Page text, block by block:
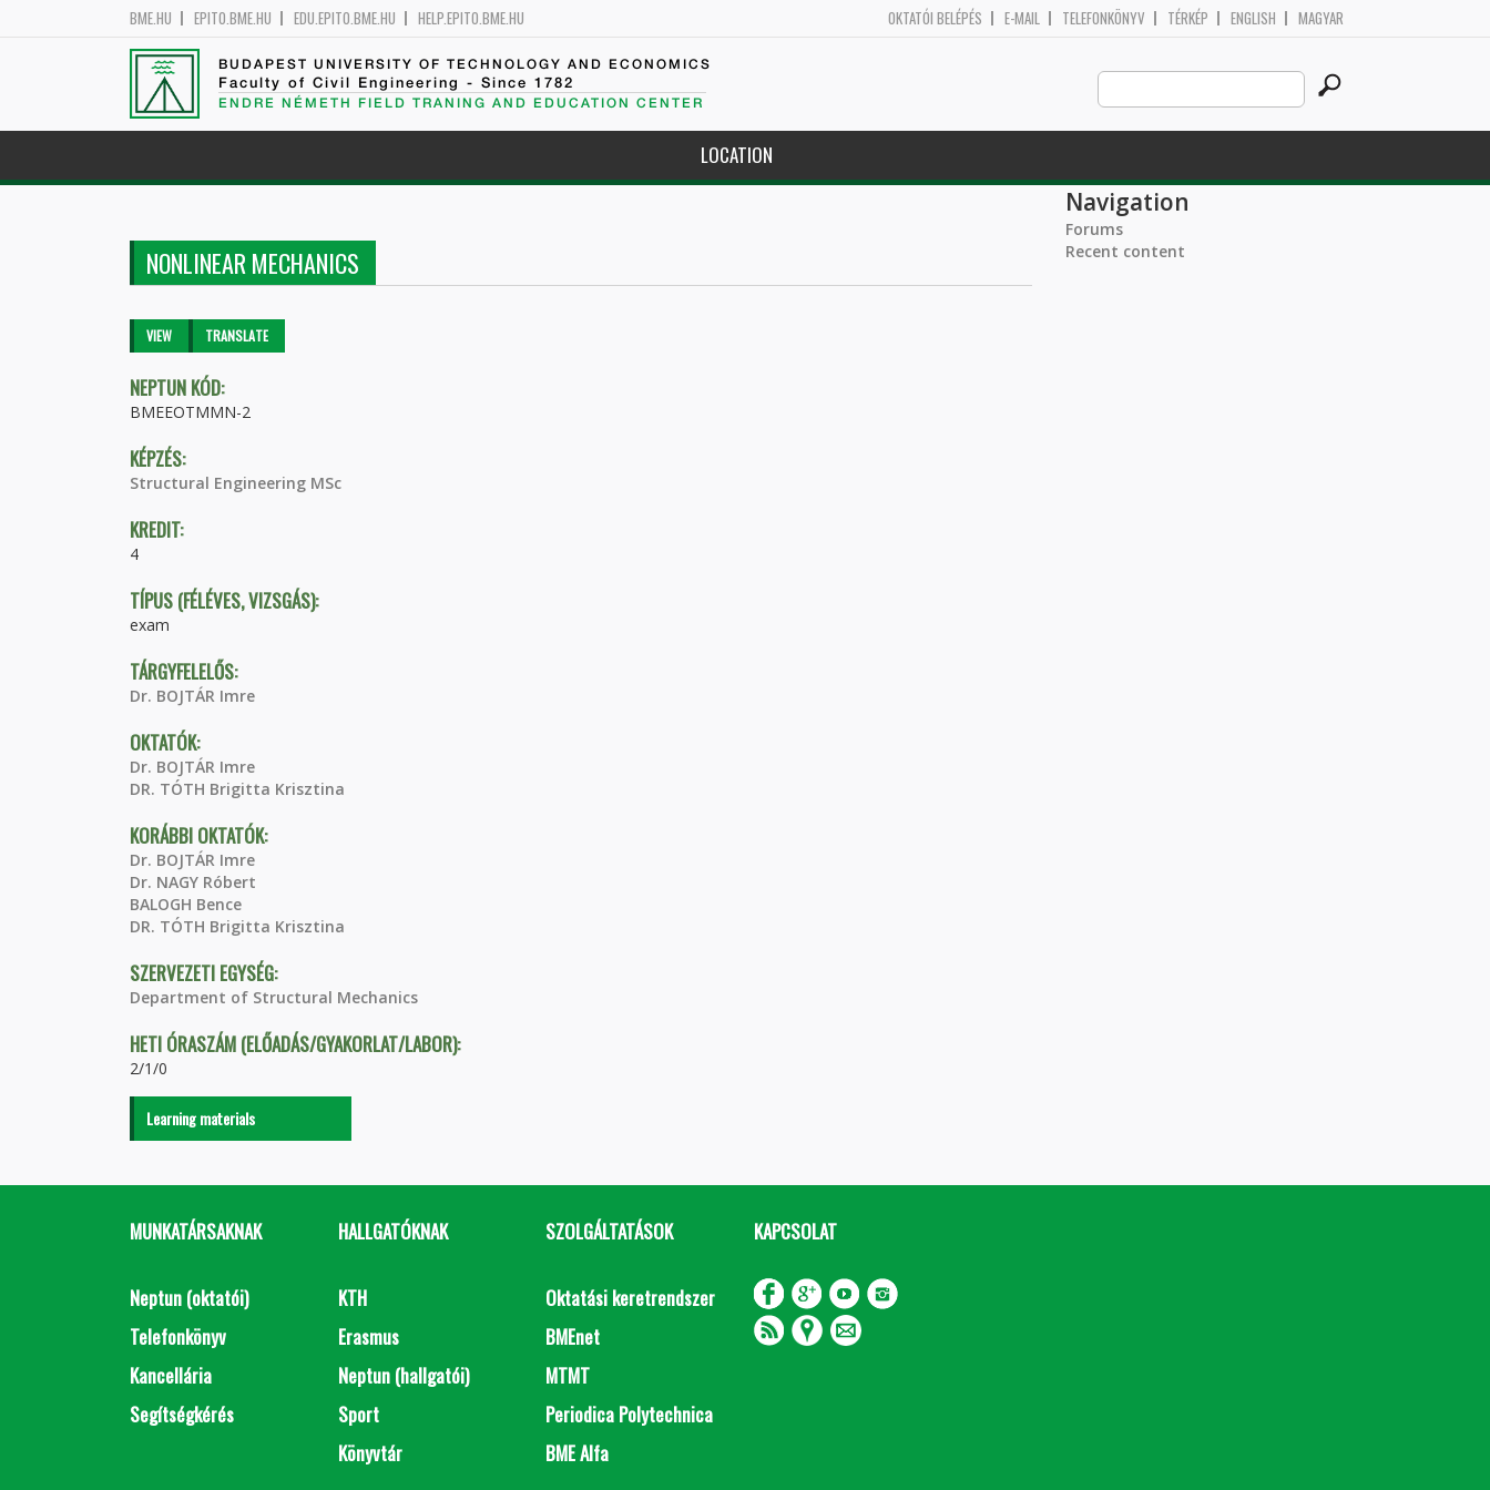
BME.HU EPITO.BME.HU EDU.EPITO.BME.HU HELP.EPITO.BME.HU OKTATÓI BELÉPÉS E-MAIL TELEFONKÖNYV TÉRKÉP ENGLISH MAGYAR
BUDAPEST UNIVERSITY OF TECHNOLOGY AND ECONOMICS
Faculty of Civil Engineering - Since 1782
ENDRE NÉMETH FIELD TRANING AND EDUCATION CENTER
Search
this
site
LOCATION
NONLINEAR MECHANICS
Primary tabs
VIEW (ACTIVETRANSLATE
NEPTUN KÓD:
BMEEOTMMN-2
KÉPZÉS:
Structural Engineering MSc
KREDIT:
4
TÍPUS (FÉLÉVES, VIZSGÁS):
exam
TÁRGYFELELŐS:
Dr. BOJTÁR Imre
OKTATÓK:
Dr. BOJTÁR Imre
DR. TÓTH Brigitta Krisztina
KORÁBBI OKTATÓK:
Dr. BOJTÁR Imre
Dr. NAGY Róbert
BALOGH Bence
DR. TÓTH Brigitta Krisztina
SZERVEZETI EGYSÉG:
Department of Structural Mechanics
HETI ÓRASZÁM (ELŐADÁS/GYAKORLAT/LABOR):
2/1/0
Learning materials
Navigation
Forums
Recent content
MUNKATÁRSAKNAK
Neptun (oktatói)
Telefonkönyv
Kancellária
Segítségkérés
HALLGATÓKNAK
KTH
Erasmus
Neptun (hallgatói)
Sport
Könyvtár
SZOLGÁLTATÁSOK
Oktatási keretrendszer
BMEnet
MTMT
Periodica Polytechnica
BME Alfa
KAPCSOLAT